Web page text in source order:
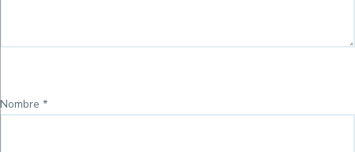
Nombre *